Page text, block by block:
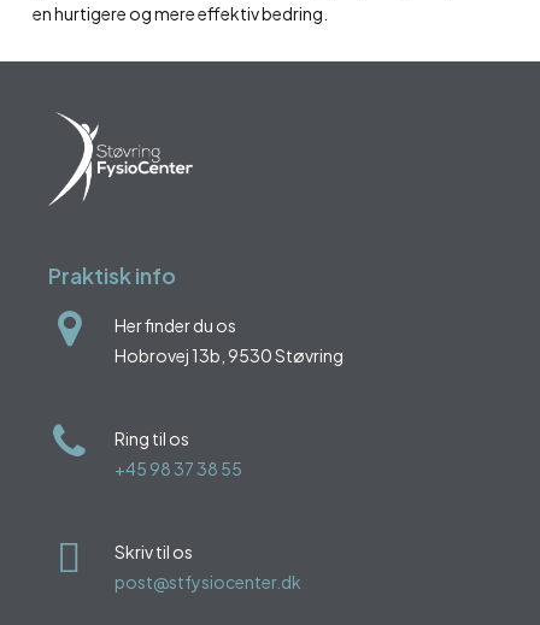
en hurtigere og mere effektiv bedring.
Praktisk info
Her finder du os
Hobrovej 13b, 9530 Støvring
Ring til os
+45 98 37 38 55
Skriv til os
post@stfysiocenter.dk